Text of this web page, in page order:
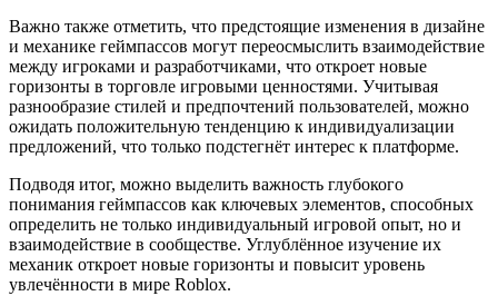
Важно также отметить, что предстоящие изменения в дизайне
и механике геймпассов могут переосмыслить взаимодействие
между игроками и разработчиками, что откроет новые
горизонты в торговле игровыми ценностями. Учитывая
разнообразие стилей и предпочтений пользователей, можно
ожидать положительную тенденцию к индивидуализации
предложений, что только подстегнёт интерес к платформе.
Подводя итог, можно выделить важность глубокого
понимания геймпассов как ключевых элементов, способных
определить не только индивидуальный игровой опыт, но и
взаимодействие в сообществе. Углублённое изучение их
механик откроет новые горизонты и повысит уровень
увлечённости в мире Roblox.